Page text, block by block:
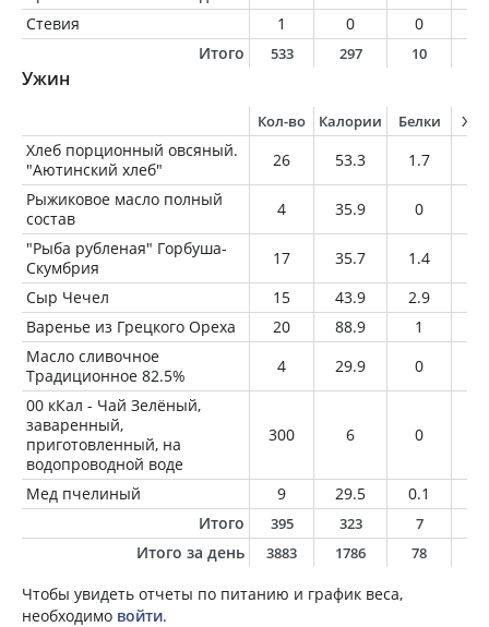
Стевия
1 0 0
Итого
533 297 10
Ужин
Кол-во Калории Белки
Хлеб порционный овсяный.
"Аютинский хлеб"
26 53.3 1.7
Рыжиковое масло полный
состав
4 35.9 0
"Рыба рубленая" Горбуша-
Скумбрия
17 35.7 1.4
Сыр Чечел
15 43.9 2.9
Варенье из Грецкого Ореха
20 88.9 1
Масло сливочное
Традиционное 82.5%
4 29.9 0
00 кКал - Чай Зелёный,
заваренный,
приготовленный, на
водопроводной воде
300 6 0
Мед пчелиный 9 29.5 0.1
Итого
395 323 7
Итого за день 3883 1786 78
Чтобы увидеть отчеты по питанию и график веса,
необходимо войти.